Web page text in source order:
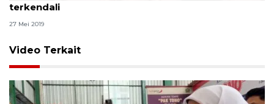
terkendali
27 Mei 2019
Video Terkait